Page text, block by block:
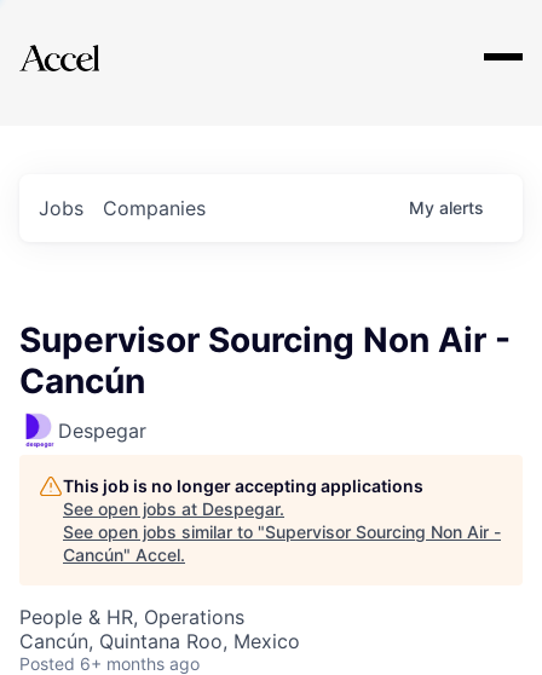
Explore
Jobs Companies My alerts
Supervisor Sourcing Non Air -
Cancún
Despegar
This job is no longer accepting applications
See open jobs at Despegar.
See open jobs similar to "Supervisor Sourcing Non Air -
Cancún" Accel.
People & HR, Operations
Cancún, Quintana Roo, Mexico
Posted 6+ months ago